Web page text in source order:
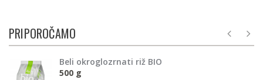
PRIPOROČAMO
Beli okroglozrnati riž BIO
500 g